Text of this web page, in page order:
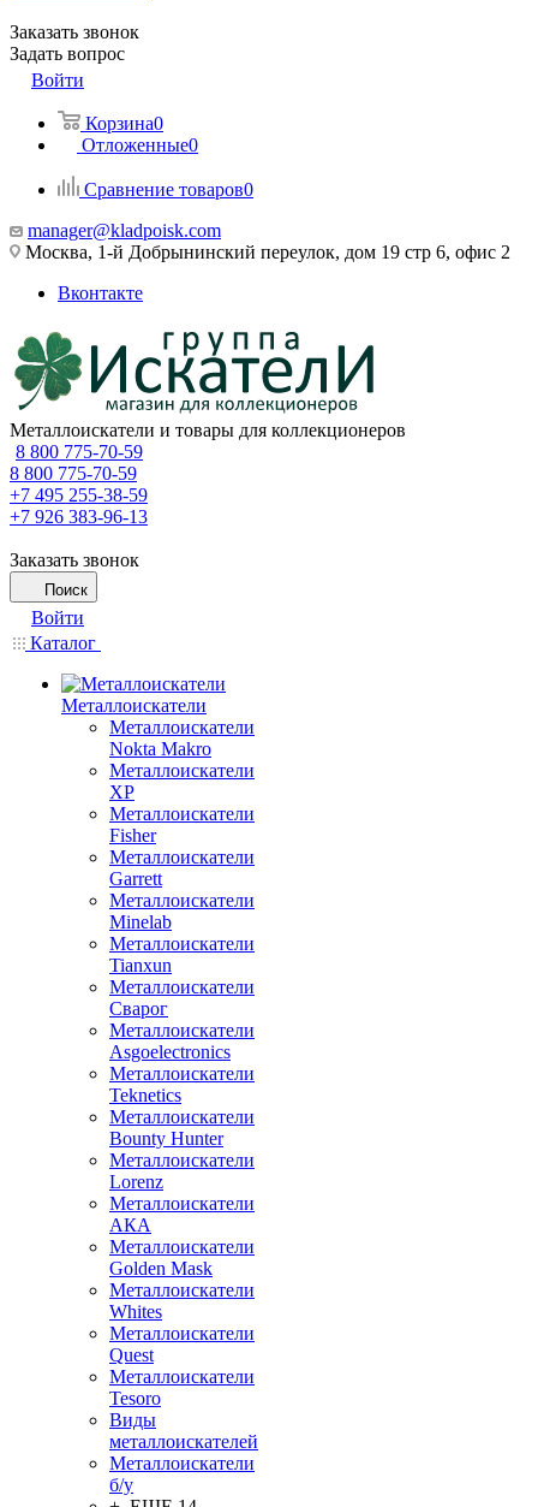
Заказать звонок
Задать вопрос
Войти
Корзина0
Отложенные0
Сравнение товаров0
manager@kladpoisk.com
Москва, 1-й Добрынинский переулок, дом 19 стр 6, офис 2
Вконтакте
Металлоискатели и товары для коллекционеров
8 800 775-70-59
8 800 775-70-59
+7 495 255-38-59
+7 926 383-96-13
Заказать звонок
Поиск
Войти
Каталог
Металлоискатели
Металлоискатели
Nokta Makro
Металлоискатели
XP
Металлоискатели
Fisher
Металлоискатели
Garrett
Металлоискатели
Minelab
Металлоискатели
Tianxun
Металлоискатели
Сварог
Металлоискатели
Asgoelectronics
Металлоискатели
Teknetics
Металлоискатели
Bounty Hunter
Металлоискатели
Lorenz
Металлоискатели
АКА
Металлоискатели
Golden Mask
Металлоискатели
Whites
Металлоискатели
Quest
Металлоискатели
Tesoro
Виды
металлоискателей
Металлоискатели
б/у